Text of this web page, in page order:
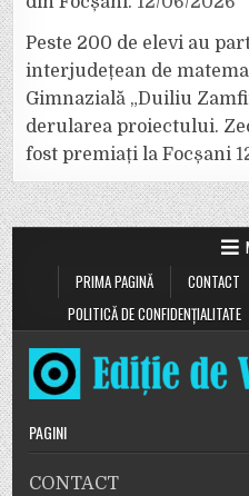
Peste 200 de elevi au
interjudețean de
Gimnazială „Duiliu
derularea proiectului.
fost premiați la Focșani
PRIMA PAGINĂ
CONTACT
POLITICĂ DE CONFIDENȚIALITATE
PAGINI
CONTACT